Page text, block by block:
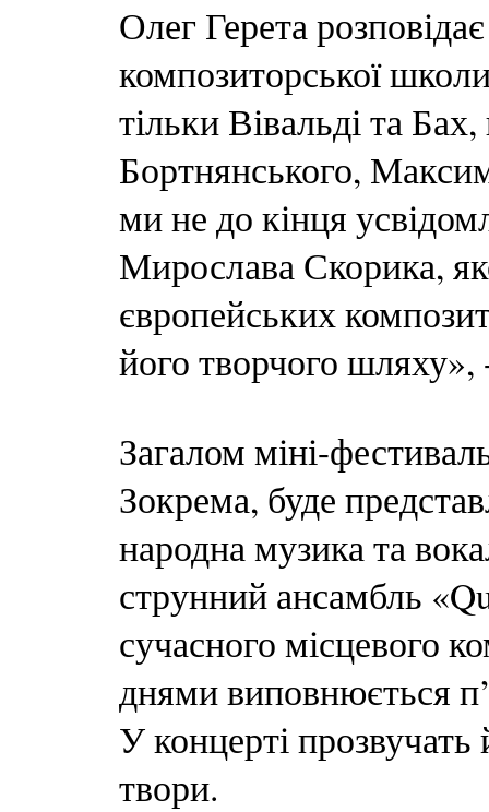
Олег Герета
композиторської
тільки Вівальді та
Бортнянського,
ми не до кінця
Мирослава Скорика,
європейських
його творчого
Загалом міні-
Зокрема, буде
народна музика та
струнний ансамбль
сучасного місцевого
днями виповнюється
У концерті прозвучать
твори.